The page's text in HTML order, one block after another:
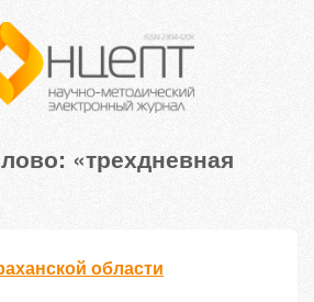
«трехдневная
области